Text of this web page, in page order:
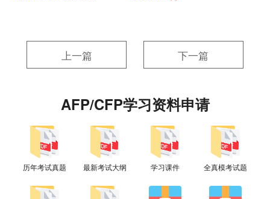
上一篇 下一篇
AFP/CFP学习资料申请
历年考试真题 最新考试大纲 学习课件 全真模考试题